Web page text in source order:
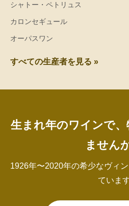
シャトー・ペトリュス
カロンセギュール
オーパスワン
すべての生産者を見る »
生まれ年のワインで
ません
1926年〜2020年の希少なヴィ
ていま